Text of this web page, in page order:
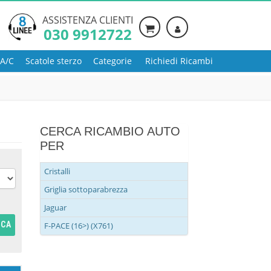
ASSISTENZA CLIENTI
030 9912722
C Scatole sterzo Categorie Richiedi Ricambi
CERCA RICAMBIO AUTO
PER
Cristalli
Griglia sottoparabrezza
Jaguar
F-PACE (16>) (X761)